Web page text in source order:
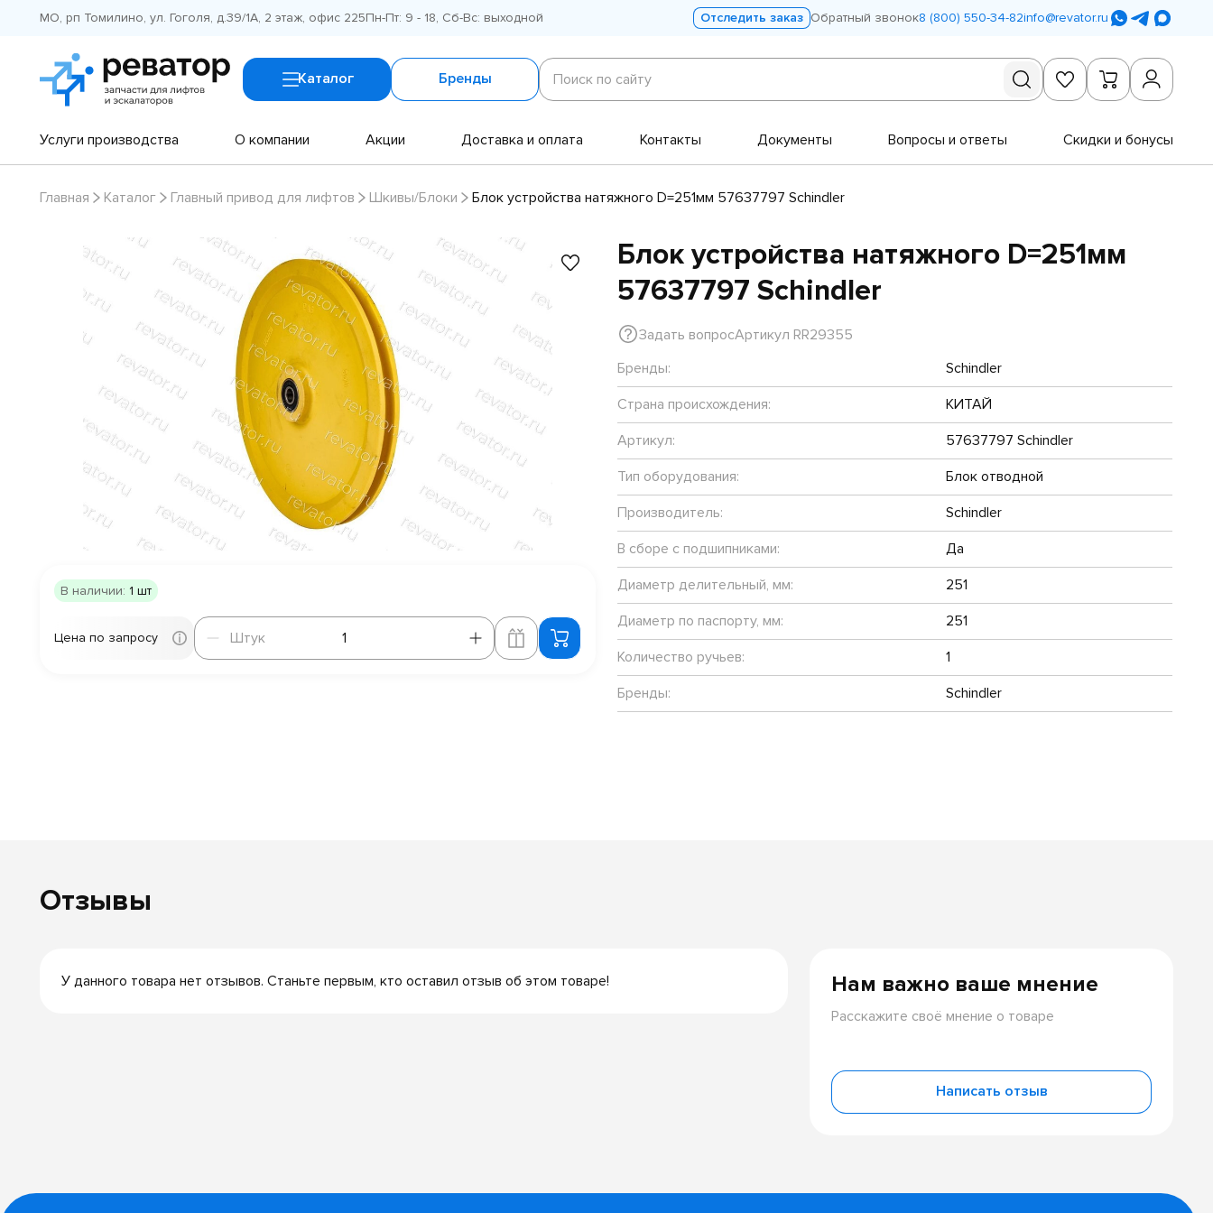
МО, рп Томилино, ул. Гоголя, д.39/1А, 2 этаж, офис 225Пн-Пт: 9 - 18, Сб-Вс: выходной Отследить заказ Обратный звонок8 (800) 550-34-82info@revator.ru
Каталог Бренды
Поиск
по
сайту
Поиск по сайту
Услуги производства О компании Акции Доставка и оплата Контакты Документы Вопросы и ответы Скидки и бонусы
Главная Каталог Главный привод для лифтов Шкивы/Блоки Блок устройства натяжного D=251мм 57637797 Schindler
Блок устройства натяжного D=251мм
57637797 Schindler
Задать вопросАртикул RR29355
В наличии: 1 шт
Цена по запросу
Штук
Штук
Бренды:
Schindler
Страна происхождения:
КИТАЙ
Артикул:
57637797 Schindler
Тип оборудования:
Блок отводной
Производитель:
Schindler
В сборе с подшипниками:
Да
Диаметр делительный, мм:
251
Диаметр по паспорту, мм:
251
Количество ручьев:
1
Бренды:
Schindler
Отзывы
У данного товара нет отзывов. Станьте первым, кто оставил отзыв об этом товаре! Нам важно ваше мнение
Расскажите своё мнение о товаре
Написать отзыв